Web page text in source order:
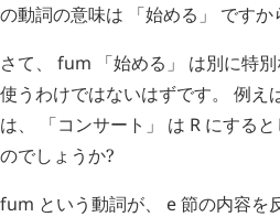
の動詞の意味は 「始める」 です
さて、 fum 「始める」 は別に特
使うわけではないはずです。 例え
は、 「コンサート」 は R にする
のでしょうか?
fum という動詞が、 e節の内容を